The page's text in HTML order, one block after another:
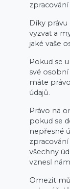
Díky
vyzvat a
jaké vaše
Pokud se
své
máte
údajů.
Právo na
pokud se
nepřesné
všechny
vznesl
Omezit